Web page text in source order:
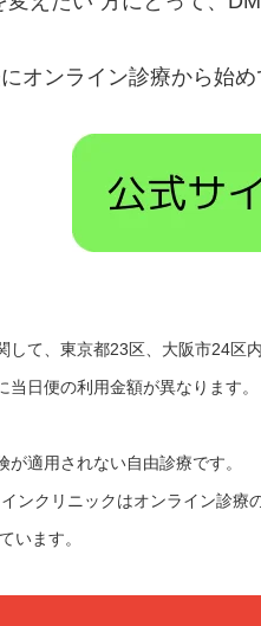
オンライン診療から始め
して、東京都23区、大阪市24区
日便の利用金額が異なります。
適用されない自由診療です。
ンクリニックはオンライン診療
います。